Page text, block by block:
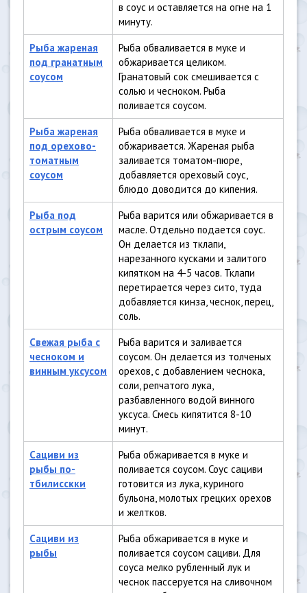
в соус и оставляется на огне на 1
минуту.
Рыба жареная
под гранатным
соусом
Рыба обваливается в муке и
обжаривается целиком.
Гранатовый сок смешивается с
солью и чесноком. Рыба
поливается соусом.
Рыба жареная
под орехово-
томатным
соусом
Рыба обваливается в муке и
обжаривается. Жареная рыба
заливается томатом-пюре,
добавляется ореховый соус,
блюдо доводится до кипения.
Рыба под
острым соусом
Рыба варится или обжаривается в
масле. Отдельно подается соус.
Он делается из тклапи,
нарезанного кусками и залитого
кипятком на 4-5 часов. Тклапи
перетирается через сито, туда
добавляется кинза, чеснок, перец,
соль.
Свежая рыба с
чесноком и
винным уксусом
Рыба варится и заливается
соусом. Он делается из толченых
орехов, с добавлением чеснока,
соли, репчатого лука,
разбавленного водой винного
уксуса. Смесь кипятится 8-10
минут.
Сациви из
рыбы по-
тбилисскки
Рыба обжаривается в муке и
поливается соусом. Соус сациви
готовится из лука, куриного
бульона, молотых грецких орехов
и желтков.
Сациви из
рыбы
Рыба обжаривается в муке и
поливается соусом сациви. Для
соуса мелко рубленный лук и
чеснок пассеруется на сливочном